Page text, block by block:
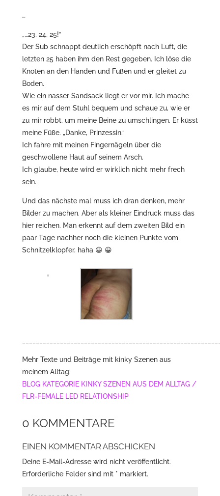
…
„…23, 24, 25!“
Der Sub schnappt deutlich erschöpft nach Luft, die
letzten 25 haben ihm den Rest gegeben. Ich löse die
Knoten an den Händen und Füßen und er gleitet zu
Boden.
Wie ein nasser Sandsack liegt er vor mir. Ich mache
es mir auf dem Stuhl bequem und schaue zu, wie er
zu mir robbt, um meine Beine zu umschlingen. Er küsst
meine Füße. „Danke, Prinzessin.“
Ich fahre mit meinen Fingernägeln über die
geschwollene Haut auf seinem Arsch.
Ich glaube, heute wird er wirklich nicht mehr frech
sein.
Und das nächste mal muss ich dran denken, mehr
Bilder zu machen. Aber als kleiner Eindruck muss das
hier reichen. Man erkennt auf dem zweiten Bild ein
paar Tage nachher noch die kleinen Punkte vom
Schnitzelklopfer, haha 😀 😀
Mehr Texte und Beiträge mit kinky Szenen aus
meinem Alltag:
BLOG KATEGORIE KINKY SZENEN AUS DEM ALLTAG /
FLR-FEMALE LED RELATIONSHIP
0 KOMMENTARE
EINEN KOMMENTAR ABSCHICKEN
Deine E-Mail-Adresse wird nicht veröffentlicht.
Erforderliche Felder sind mit * markiert.